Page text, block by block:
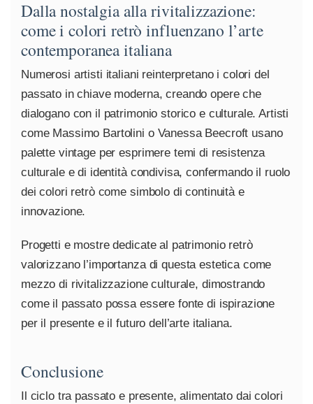
Dalla nostalgia alla rivitalizzazione:
come i colori retrò influenzano l’arte
contemporanea italiana
Numerosi artisti italiani reinterpretano i colori del
passato in chiave moderna, creando opere che
dialogano con il patrimonio storico e culturale. Artisti
come Massimo Bartolini o Vanessa Beecroft usano
palette vintage per esprimere temi di resistenza
culturale e di identità condivisa, confermando il ruolo
dei colori retrò come simbolo di continuità e
innovazione.
Progetti e mostre dedicate al patrimonio retrò
valorizzano l’importanza di questa estetica come
mezzo di rivitalizzazione culturale, dimostrando
come il passato possa essere fonte di ispirazione
per il presente e il futuro dell’arte italiana.
Conclusione
Il ciclo tra passato e presente, alimentato dai colori